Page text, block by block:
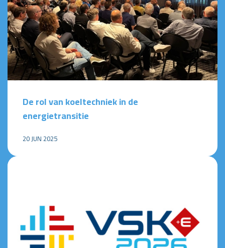
De rol van koeltechniek in de
energietransitie
20 JUN 2025